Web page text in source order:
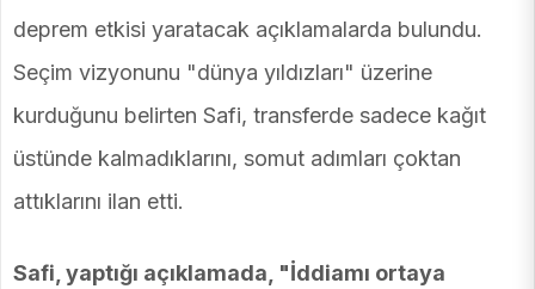
deprem etkisi yaratacak açıklamalarda bulundu.
Seçim vizyonunu "dünya yıldızları" üzerine
kurduğunu belirten Safi, transferde sadece kağıt
üstünde kalmadıklarını, somut adımları çoktan
attıklarını ilan etti.
Safi, yaptığı açıklamada, "İddiamı ortaya